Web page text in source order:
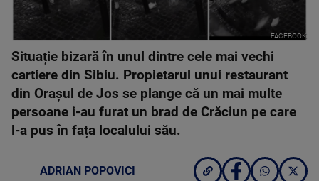
FACEBOOK
Situație bizară în unul dintre cele mai vechi
cartiere din Sibiu. Propietarul unui restaurant
din Orașul de Jos se plange că un mai multe
persoane i-au furat un brad de Crăciun pe care
l-a pus în fața localului său.
ADRIAN POPOVICI